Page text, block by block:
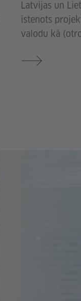
Latvijas un
īstenots
valodu kā